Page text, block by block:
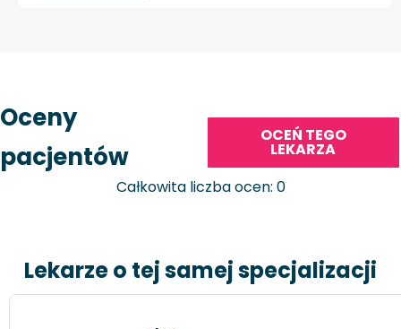
Oceny
pacjentów
OCEŃ TEGO
LEKARZA
Całkowita liczba ocen: 0
Lekarze o tej samej specjalizacji